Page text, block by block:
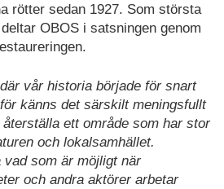
rötter sedan 1927. Som största
OBOS i satsningen genom
vår historia började för snart
känns det särskilt meningsfullt
ett område som har stor
och lokalsamhället.
som är möjligt när
och andra aktörer arbetar